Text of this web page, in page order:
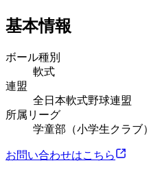
基本情報
ボール種別
軟式
連盟
全日本軟式野球連盟
所属リーグ
学童部（小学生クラブ）
お問い合わせはこちら